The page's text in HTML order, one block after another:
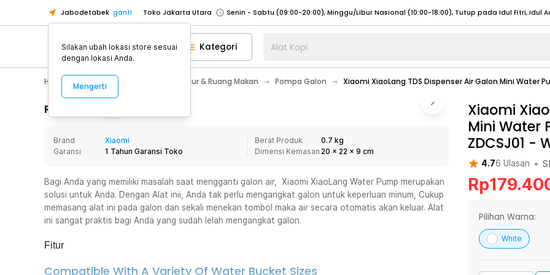
Jabodetabek ganti Toko Jakarta Utara
Toko Tangerang
Toko Cikupa
Pick n Go Jakarta Barat
Senin - Jumat (07:00 - 20:00), Sabtu - Minggu (08:00 - 20:00), Tutup pada Idul Fitri
Pick n Go Bekasi
Senin - Jumat (08:00 - 20:00), Sabtu - Minggu/ Libur Nasional (08:00 - 17:00) Selengkapnya
Senin - Jumat (08:00 - 20:00), Sabtu - Minggu/ Libur Nasional (08:00 - 17:00) Selengkapnya
Senin - Sabtu (09:00-20:00), Minggu/Libur Nasional (12:00-20:00), Tutup pada Idul Fitri
Senin - Sabtu (09:00-20:00), Minggu/Libur Nasional (12:00-20:00), Tutup pada Idul Fitri
Toko Tangerang
Toko Cikupa
Pick n Go Jakarta Barat
Senin - Jumat (07:00 - 20:00), Sabtu - Minggu (08:00 - 20:00), Tutup pada Idul Fitri
Senin - Jumat (08:00 - 20:00), Sabtu - Minggu/ Libur Nasional (08:00 - 17:00) Selengkapnya
Kategori Alat Kopi
Home Appliance Perlengkapan Dapur & Ruang Makan Pompa Galon Xiaomi XiaoLang TDS Dispenser Air Galon Mini Water
Rincian Produk
Brand
Xiaomi
Garansi
1 Tahun Garansi Toko
Berat Produk
0.7 kg
Dimensi Kemasan 20 x 22 x 9 cm
Bagi Anda yang memiliki masalah saat mengganti galon air, Xiaomi XiaoLang Water Pump merupakan
solusi untuk Anda. Dengan Alat inii, Anda tak perlu mengangkat galon untuk keperluan minum, Cukup
memasang alat ini pada galon dan sekali menekan tombol maka air secara otomatis akan keluar. Alat
ini sangat praktis bagi Anda yang sudah lelah mengangkat galon.
Fitur
Compatible With A Variety Of Water Bucket Sizes
Xiaomi
Mini Water
ZDCSJ01 -
4.76 Ulasan •
Rp
Pilihan Warna:
White
Silakan ubah lokasi store sesuai
dengan lokasi Anda.
Mengerti